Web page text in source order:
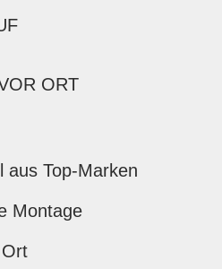
ORT
aus Top-Marken
Montage